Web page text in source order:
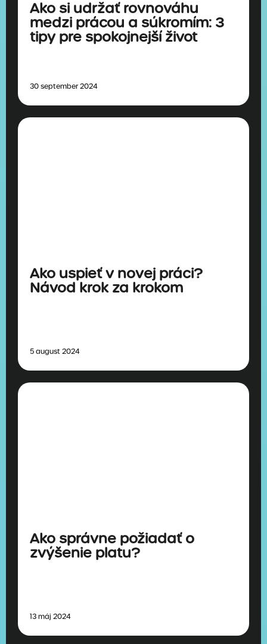
Ako si udržať rovnováhu
medzi prácou a súkromím: 3
tipy pre spokojnejší život
30 september 2024
Ako uspieť v novej práci?
Návod krok za krokom
5 august 2024
Ako správne požiadať o
zvýšenie platu?
13 máj 2024